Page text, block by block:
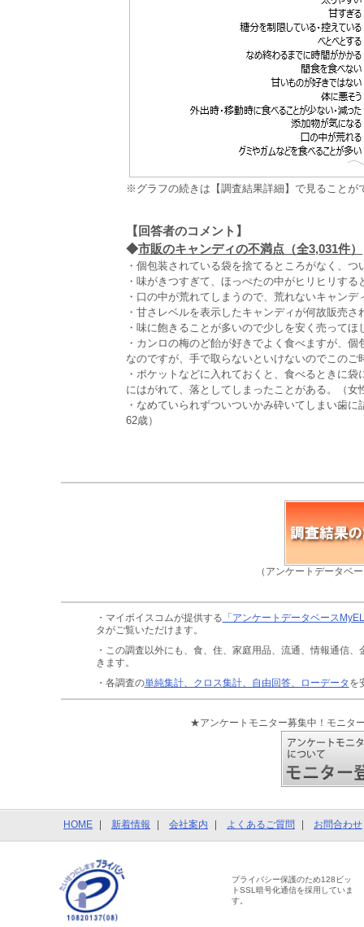
※グラフの続きは【調査結果詳細】で見ることが
【回答者のコメント】
◆市販のキャンディの不満点（全3,031件）
・個包装されている袋を捨てるところがなく、
・味がきつすぎて、ほっぺたの中がヒリヒリす
・口の中が荒れてしまうので、荒れないキャン
・甘さレベルを表示したキャンディが何故販売
・味に飽きることが多いので少しを安く売ってほ
・カンロの梅のど飴が好きでよく食べますが、
なのですが、手で取らないといけないのでこの
・ポケットなどに入れておくと、食べるときに
にはがれて、落としてしまったことがある。（女
・なめていられずついついかみ砕いてしまい歯
62歳）
（アンケートデータベ
・マイボイスコムが提供する 「アンケートデータベース
タがご覧いただけます。
・この調査以外にも、食、住、家庭用品、流通、情報通信、
きます。
・各調査の単純集計、クロス集計、自由回答、ローデータ を
★アンケートモニター募集中！モニタ
HOME 新着情報 会社案内 よくあるご質問 お問合わせ
プライバシー保護のため128ビッ
トSSL暗号化通信を採用していま
す。